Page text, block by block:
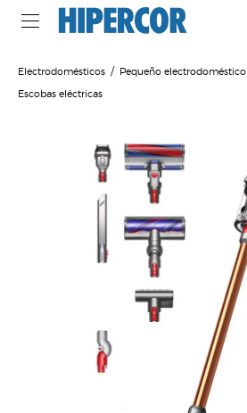
Electrodomésticos Pequeño electrodoméstico
Escobas eléctricas